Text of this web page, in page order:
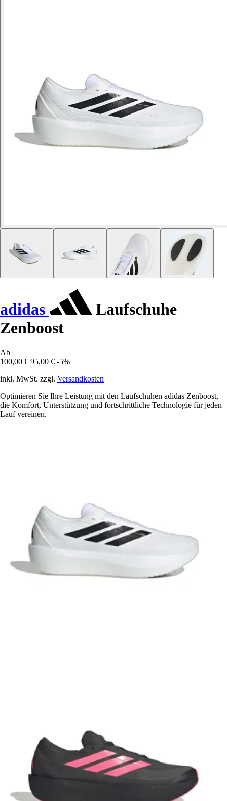
adidas
Laufschuhe
Zenboost
Ab
100,00 € 95,00 € -5%
inkl. MwSt. zzgl. Versandkosten
Optimieren Sie Ihre Leistung mit den Laufschuhen adidas Zenboost,
die Komfort, Unterstützung und fortschrittliche Technologie für jeden
Lauf vereinen.